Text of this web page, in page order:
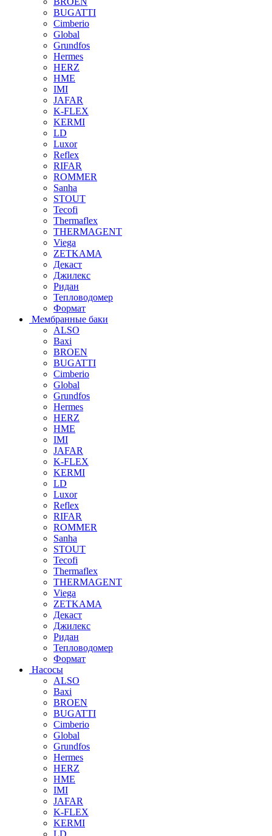
BUGATTI
Cimberio
Global
Grundfos
Hermes
HERZ
HME
IMI
JAFAR
K-FLEX
KERMI
LD
Luxor
Reflex
RIFAR
ROMMER
Sanha
STOUT
Tecofi
Thermaflex
THERMAGENT
Viega
ZETKAMA
Декаст
Джилекс
Ридан
Тепловодомер
Формат
Мембранные баки
ALSO
Baxi
BROEN
BUGATTI
Cimberio
Global
Grundfos
Hermes
HERZ
HME
IMI
JAFAR
K-FLEX
KERMI
LD
Luxor
Reflex
RIFAR
ROMMER
Sanha
STOUT
Tecofi
Thermaflex
THERMAGENT
Viega
ZETKAMA
Декаст
Джилекс
Ридан
Тепловодомер
Формат
Насосы
ALSO
Baxi
BROEN
BUGATTI
Cimberio
Global
Grundfos
Hermes
HERZ
HME
IMI
JAFAR
K-FLEX
KERMI
LD